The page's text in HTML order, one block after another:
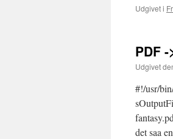
Udgivet i
PDF -
Udgivet
#!/usr/
det saa